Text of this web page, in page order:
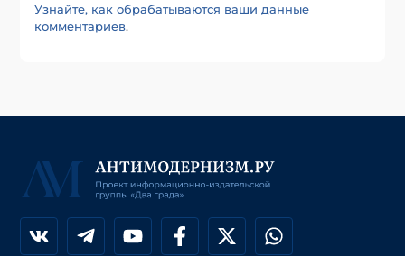
Узнайте, как обрабатываются ваши данные
комментариев.